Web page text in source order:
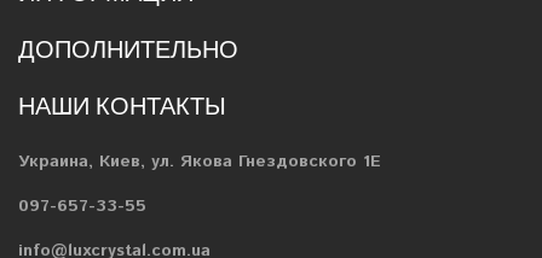
ДОПОЛНИТЕЛЬНО
НАШИ КОНТАКТЫ
Украина, Киев, ул. Якова Гнездовского 1Е
097-657-33-55
info@luxcrystal.com.ua